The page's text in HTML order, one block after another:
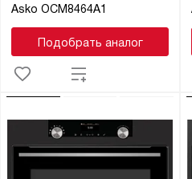
Asko OCM8464A1
Подобрать аналог